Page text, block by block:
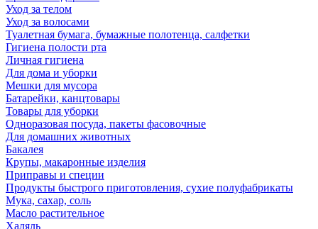
Уход за телом
Уход за волосами
Туалетная бумага, бумажные полотенца, салфетки
Гигиена полости рта
Личная гигиена
Для дома и уборки
Мешки для мусора
Батарейки, канцтовары
Товары для уборки
Одноразовая посуда, пакеты фасовочные
Для домашних животных
Бакалея
Крупы, макаронные изделия
Приправы и специи
Продукты быстрого приготовления, сухие полуфабрикаты
Мука, сахар, соль
Масло растительное
Халяль